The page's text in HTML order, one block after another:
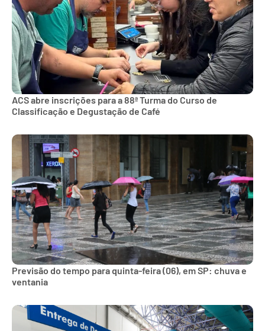
ACS abre inscrições para a 88ª Turma do Curso de
Classificação e Degustação de Café
Previsão do tempo para quinta-feira (06), em SP: chuva e
ventania